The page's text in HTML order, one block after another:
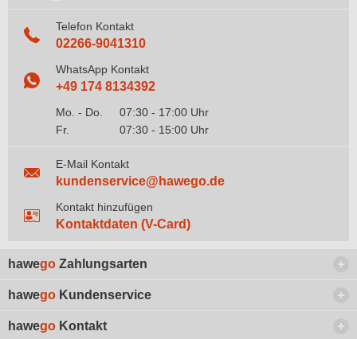
Telefon Kontakt
02266-9041310
WhatsApp Kontakt
+49 174 8134392
Mo. - Do.
07:30 - 17:00 Uhr
Fr.
07:30 - 15:00 Uhr
E-Mail Kontakt
kundenservice@hawego.de
Kontakt hinzufügen
Kontaktdaten (V-Card)
hawego Zahlungsarten
hawego Kundenservice
hawego Kontakt